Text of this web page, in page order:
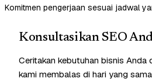
Komitmen pengerjaan sesuai jadwal
Konsultasikan SEO
Ceritakan kebutuhan bisnis Anda
kami membalas di hari yang